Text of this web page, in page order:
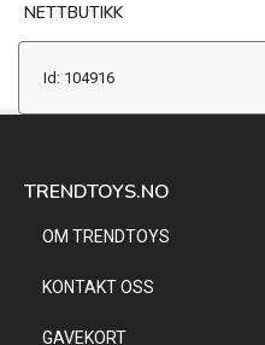
NETTBUTIKK
Id: 104916
TRENDTOYS.NO
OM TRENDTOYS
KONTAKT OSS
GAVEKORT